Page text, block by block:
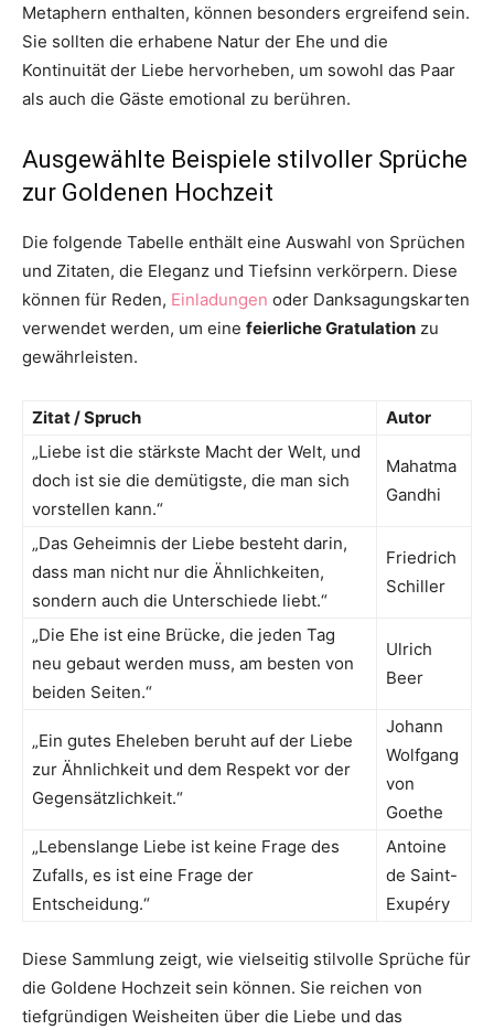
Metaphern enthalten, können besonders ergreifend sein.
Sie sollten die erhabene Natur der Ehe und die
Kontinuität der Liebe hervorheben, um sowohl das Paar
als auch die Gäste emotional zu berühren.
Ausgewählte Beispiele stilvoller Sprüche
zur Goldenen Hochzeit
Die folgende Tabelle enthält eine Auswahl von Sprüchen
und Zitaten, die Eleganz und Tiefsinn verkörpern. Diese
können für Reden, Einladungen oder Danksagungskarten
verwendet werden, um eine feierliche Gratulation zu
gewährleisten.
Zitat / Spruch
Autor
„Liebe ist die stärkste Macht der Welt, und
doch ist sie die demütigste, die man sich
vorstellen kann.“
Mahatma
Gandhi
„Das Geheimnis der Liebe besteht darin,
dass man nicht nur die Ähnlichkeiten,
sondern auch die Unterschiede liebt.“
Friedrich
Schiller
„Die Ehe ist eine Brücke, die jeden Tag
neu gebaut werden muss, am besten von
beiden Seiten.“
Ulrich
Beer
„Ein gutes Eheleben beruht auf der Liebe
zur Ähnlichkeit und dem Respekt vor der
Gegensätzlichkeit.“
Johann
Wolfgang
von
Goethe
„Lebenslange Liebe ist keine Frage des
Zufalls, es ist eine Frage der
Entscheidung.“
Antoine
de Saint-
Exupéry
Diese Sammlung zeigt, wie vielseitig stilvolle Sprüche für
die Goldene Hochzeit sein können. Sie reichen von
tiefgründigen Weisheiten über die Liebe und das